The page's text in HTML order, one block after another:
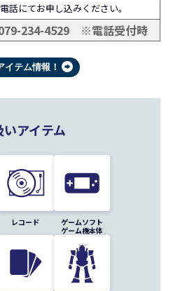
話にてお申し込みください。
234-4529 ※電話受付時
～18:30
イテム情報！
アイテム
レコード
ゲームソフト
ゲーム機本体